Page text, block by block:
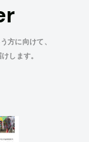
方に向けて、
します。